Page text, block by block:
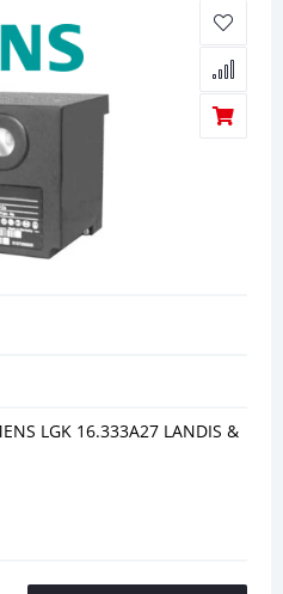
LGK 16.333A27 LANDIS &